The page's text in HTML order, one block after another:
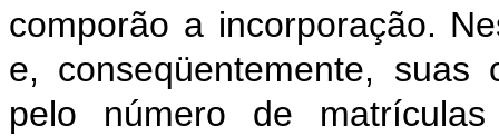
comporão a incorporação.
e, conseqüentemente, suas
pelo número de